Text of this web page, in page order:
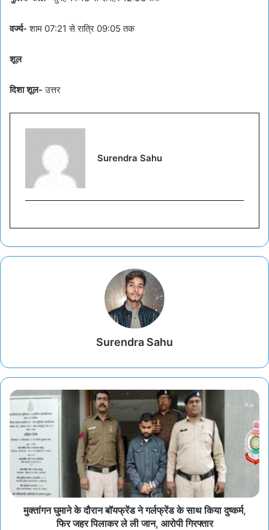
वर्ज्य-शाम 07:21 से रात्रि 09:05 तक
शूल
दिशा शूल-उत्तर
Surendra Sahu
Surendra Sahu
मुक्तांगन घुमाने के दौरान बॉयफ्रेंड ने गर्लफ्रेंड के साथ किया दुष्कर्म,
फिर जहर पिलाकर ले ली जान, आरोपी गिरफ्तार